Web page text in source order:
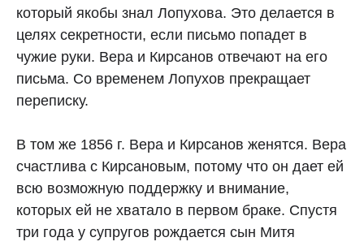
который якобы знал Лопухова. Это делается в
целях секретности, если письмо попадет в
чужие руки. Вера и Кирсанов отвечают на его
письма. Со временем Лопухов прекращает
переписку.
В том же 1856 г. Вера и Кирсанов женятся. Вера
счастлива с Кирсановым, потому что он дает ей
всю возможную поддержку и внимание,
которых ей не хватало в первом браке. Спустя
три года у супругов рождается сын Митя